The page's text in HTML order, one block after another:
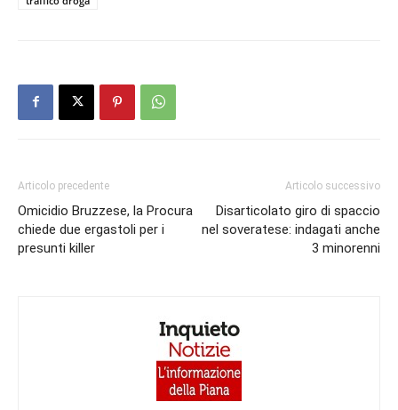
Articolo precedente
Omicidio Bruzzese, la Procura
chiede due ergastoli per i
presunti killer
Articolo successivo
Disarticolato giro di spaccio
nel soveratese: indagati anche
3 minorenni